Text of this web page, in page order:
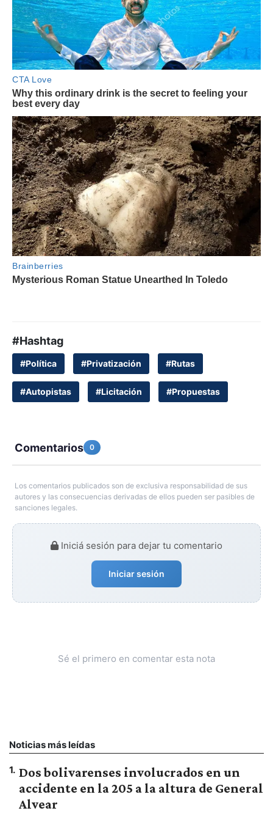
#Hashtag
#Política #Privatización #Rutas
#Autopistas #Licitación #Propuestas
Comentarios 0
Los comentarios publicados son de exclusiva responsabilidad de sus
autores y las consecuencias derivadas de ellos pueden ser pasibles de
sanciones legales.
Iniciá sesión para dejar tu comentario
Iniciar sesión
Sé el primero en comentar esta nota
Noticias más leídas
1. Dos bolivarenses involucrados en un
accidente en la 205 a la altura de General
Alvear